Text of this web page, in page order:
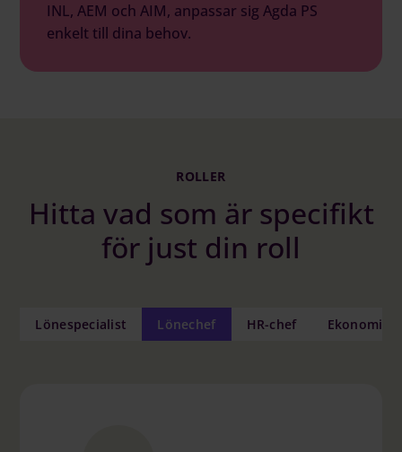
INL, AEM och AIM, anpassar sig Agda PS
enkelt till dina behov.
ROLLER
Hitta vad som är specifikt
för just din roll
Lönespecialist Lönechef HR-chef